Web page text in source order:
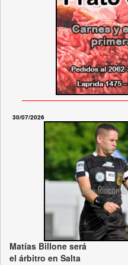
30/07/2026
Matías Billone será
el árbitro en Salta